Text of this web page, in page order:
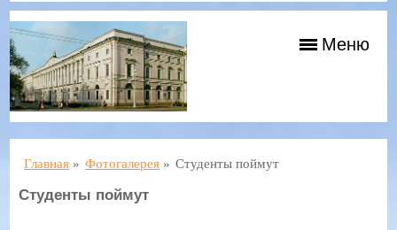
Меню
Главная » Фотогалерея » Студенты поймут
Студенты поймут